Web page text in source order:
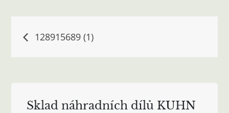
Navigace
128915689 (1)
Sklad náhradních dílů KUHN